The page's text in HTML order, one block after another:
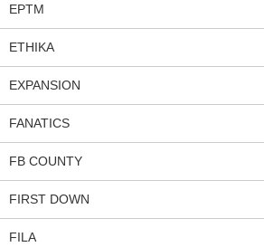
EPTM
ETHIKA
EXPANSION
FANATICS
FB COUNTY
FIRST DOWN
FILA